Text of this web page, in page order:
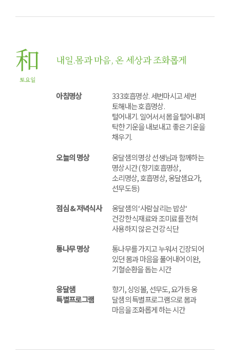
和
토요일
내일.몸과 마음, 온 세상과 조화롭게
아침명상
333호흡명상. 세번마시고 세번
토해내는 호흡명상.
털어내기. 일어서서 몸을 털어내며
탁한 기운을 내보내고 좋은 기운을
채우기.
오늘의 명상
옹달샘의 명상 선생님과 함께하는
명상시간 (향기호흡명상,
소리명상, 호흡명상, 옹달샘요가,
선무도등)
점심 & 저녁식사
옹달샘의 ‘사람살리는 밥상‘
건강한 식재료와 조미료를 전혀
사용하지 않은 건강 식단
통나무 명상
통나무를 가지고 누워서 긴장되어
있던 몸과 마음을 풀어내어 이완,
기혈순환을 돕는 시간
옹달샘
특별프로그램
향기, 싱잉볼, 선무도, 요가등 옹
달샘의 특별프로그램으로 몸과
마음을 조화롭게 하는 시간